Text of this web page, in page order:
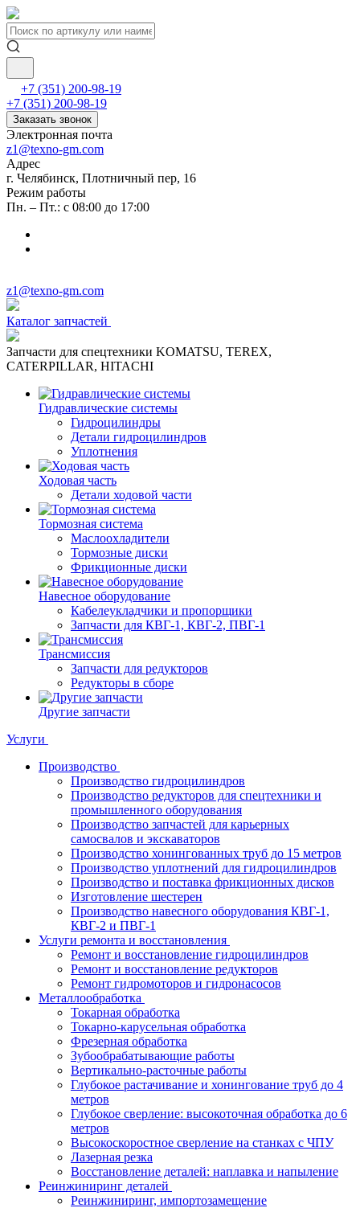
+7 (351) 200-98-19
+7 (351) 200-98-19
Заказать звонок
Электронная почта
z1@texno-gm.com
Адрес
г. Челябинск, Плотничный пер, 16
Режим работы
Пн. – Пт.: с 08:00 до 17:00
z1@texno-gm.com
Каталог запчастей
Запчасти для спецтехники KOMATSU, TEREX,
CATERPILLAR, HITACHI
Гидравлические системы
Гидроцилиндры
Детали гидроцилиндров
Уплотнения
Ходовая часть
Детали ходовой части
Тормозная система
Маслоохладители
Тормозные диски
Фрикционные диски
Навесное оборудование
Кабелеукладчики и пропорщики
Запчасти для КВГ-1, КВГ-2, ПВГ-1
Трансмиссия
Запчасти для редукторов
Редукторы в сборе
Другие запчасти
Услуги
Производство
Производство гидроцилиндров
Производство редукторов для спецтехники и
промышленного оборудования
Производство запчастей для карьерных
самосвалов и экскаваторов
Производство хонингованных труб до 15 метров
Производство уплотнений для гидроцилиндров
Производство и поставка фрикционных дисков
Изготовление шестерен
Производство навесного оборудования КВГ-1,
КВГ-2 и ПВГ-1
Услуги ремонта и восстановления
Ремонт и восстановление гидроцилиндров
Ремонт и восстановление редукторов
Ремонт гидромоторов и гидронасосов
Металлообработка
Токарная обработка
Токарно-карусельная обработка
Фрезерная обработка
Зубообрабатывающие работы
Вертикально-расточные работы
Глубокое растачивание и хонингование труб до 4
метров
Глубокое сверление: высокоточная обработка до 6
метров
Высокоскоростное сверление на станках с ЧПУ
Лазерная резка
Восстановление деталей: наплавка и напыление
Реинжиниринг деталей
Реинжиниринг, импортозамещение